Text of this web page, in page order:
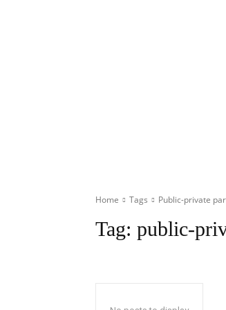
Home Tags Public-private
Tag: public-